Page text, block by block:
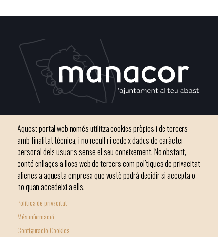
Footer
menu
Inici Ajuntament El nostre municipi
Telèfon 971 84 91 00 - CIF: P0703300D
Aquest portal web només utilitza cookies pròpies i de tercers
amb finalitat tècnica, i no recull ni cedeix dades de caràcter
personal dels usuaris sense el seu coneixement. No obstant,
conté enllaços a llocs web de tercers com polítiques de privacitat
alienes a aquesta empresa que vostè podrà decidir si accepta o
no quan accedeixi a ells.
Política de privacitat
Més informació
Configuració Cookies